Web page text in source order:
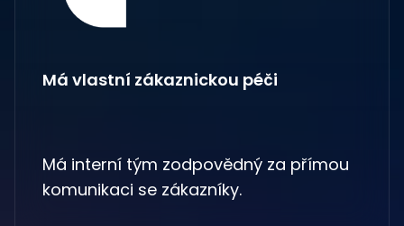
Má vlastní zákaznickou péči
Má interní tým zodpovědný za přímou
komunikaci se zákazníky.